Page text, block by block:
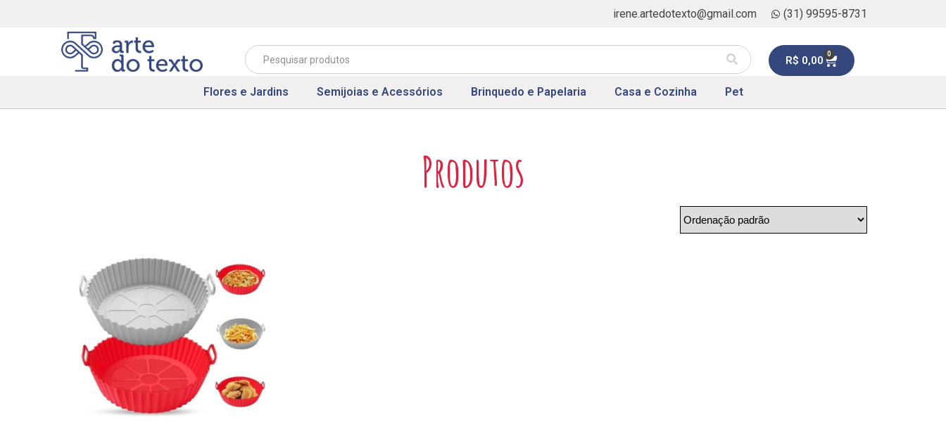
irene.artedotexto@gmail.com (31) 99595-8731
R$ 0,00 0
Flores e Jardins Semijoias e Acessórios Brinquedo e Papelaria Casa e Cozinha Pet
Produtos